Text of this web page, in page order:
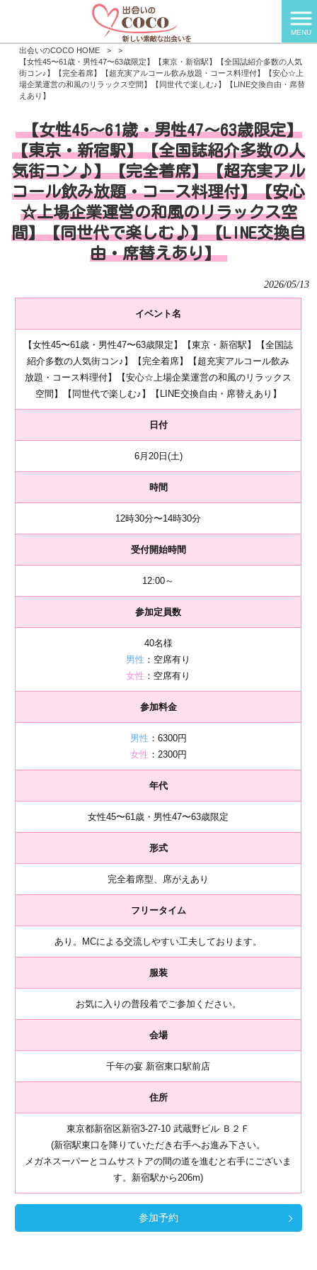
MENU
出会いのCOCO HOME >
>
【女性45〜61歳・男性47〜63歳限定】【東京・新宿駅】【全国誌紹介多数の人気
街コン♪】【完全着席】【超充実アルコール飲み放題・コース料理付】【安心☆上
場企業運営の和風のリラックス空間】【同世代で楽しむ♪】【LINE交換自由・席替
えあり】
【女性45〜61歳・男性47〜63歳限定】
【東京・新宿駅】【全国誌紹介多数の人
気街コン♪】【完全着席】【超充実アル
コール飲み放題・コース料理付】【安心
☆上場企業運営の和風のリラックス空
間】【同世代で楽しむ♪】【LINE交換自
由・席替えあり】
2026/05/13
イベント名
【女性45〜61歳・男性47〜63歳限定】【東京・新宿駅】【全国誌
紹介多数の人気街コン♪】【完全着席】【超充実アルコール飲み
放題・コース料理付】【安心☆上場企業運営の和風のリラックス
空間】【同世代で楽しむ♪】【LINE交換自由・席替えあり】
日付
6月20日(土)
時間
12時30分〜14時30分
受付開始時間
12:00～
参加定員数
40名様
男性 ：空席有り
女性 ：空席有り
参加料金
男性 ：6300円
女性 ：2300円
年代
女性45〜61歳・男性47〜63歳限定
形式
完全着席型、席がえあり
フリータイム
あり。MCによる交流しやすい工夫しております。
服装
お気に入りの普段着でご参加ください。
会場
千年の宴 新宿東口駅前店
住所
東京都新宿区新宿3-27-10 武蔵野ビル Ｂ２Ｆ
(新宿駅東口を降りていただき右手へお進み下さい。
メガネスーパーとコムサストアの間の道を進むと右手にございま
す。新宿駅から206m)
参加予約